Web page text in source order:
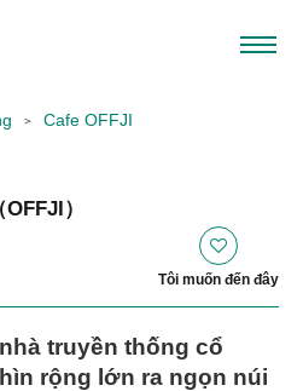
Cafe OFFJI
（OFFJI）
Tôi muốn đến đây
truyền thống cổ
rộng lớn ra ngọn núi